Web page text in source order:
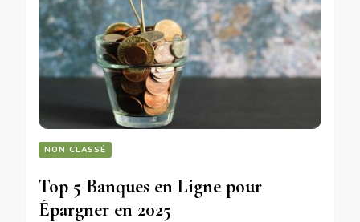
NON CLASSÉ
Top 5 Banques en Ligne pour
Épargner en 2025